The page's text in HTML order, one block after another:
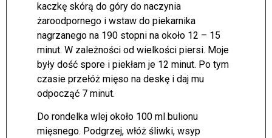
kaczkę skórą do góry do naczynia
żaroodpornego i wstaw do piekarnika
nagrzanego na 190 stopni na około 12 – 15
minut. W zależności od wielkości piersi. Moje
były dość spore i piekłam je 12 minut. Po tym
czasie przełóż mięso na deskę i daj mu
odpocząć 7 minut.
Do rondelka wlej około 100 ml bulionu
mięsnego. Podgrzej, włóż śliwki, wsyp